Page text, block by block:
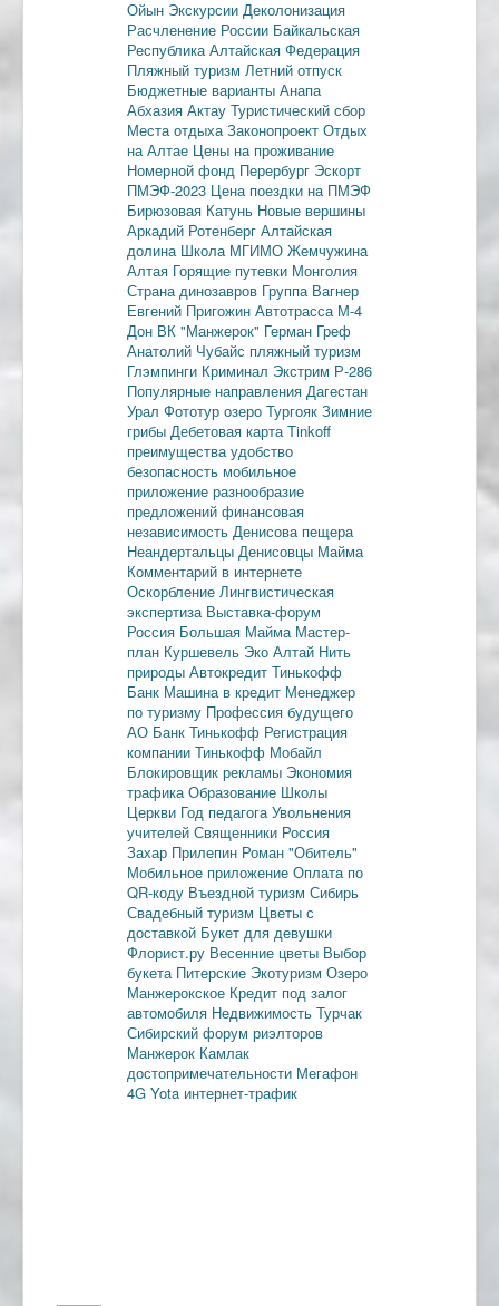
Ойын Экскурсии Деколонизация
Расчленение России Байкальская
РеспубликаАлтайская Федерация
Пляжный туризм Летний отпуск
Бюджетные варианты Анапа
Абхазия Актау Туристический сбор
Места отдыхаЗаконопроект Отдых
на Алтае Цены на проживание
Номерной фонд Перербург Эскорт
ПМЭФ-2023 Цена поездки на ПМЭФ
Бирюзовая Катунь Новые вершины
Аркадий Ротенберг Алтайская
долина Школа МГИМО Жемчужина
Алтая Горящие путевки Монголия
Страна динозавров Группа Вагнер
Евгений Пригожин Автотрасса М-4
Дон ВК "Манжерок" Герман Греф
Анатолий Чубайс пляжный туризм
Глэмпинги Криминал Экстрим Р-286
Популярные направления Дагестан
Урал Фототур озеро Тургояк Зимние
грибы Дебетовая картаTinkoff
преимуществаудобство
безопасность мобильное
приложение разнообразие
предложений финансовая
независимость Денисова пещера
Неандертальцы Денисовцы Майма
Комментарий в интернете
Оскорбление Лингвистическая
экспертиза Выставка-форум
Россия Большая Майма Мастер-
план Куршевель Эко Алтай Нить
природы Автокредит Тинькофф
Банк Машина в кредит Менеджер
по туризму Профессия будущего
АО Банк Тинькофф Регистрация
компании Тинькофф Мобайл
Блокировщик рекламы Экономия
трафикаОбразование Школы
Церкви Год педагогаУвольнения
учителей Священники Россия
Захар Прилепин Роман "Обитель"
Мобильное приложение Оплата по
QR-коду Въездной туризм Сибирь
Свадебный туризм Цветы с
доставкой Букет для девушки
Флорист.ру Весенние цветы Выбор
букета Питерские Экотуризм Озеро
Манжерокское Кредит под залог
автомобиля Недвижимость Турчак
Сибирский форум риэлторов
Манжерок Камлак
достопримечательности Мегафон
4G Yota интернет-трафик